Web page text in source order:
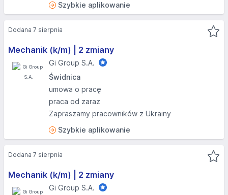
Szybkie aplikowanie
Mechanik (k/m) | 2 zmiany
Gi Group S.A.
Świdnica
umowa o pracę
praca od zaraz
Zapraszamy pracowników z Ukrainy
Szybkie aplikowanie
Dodana 7 sierpnia
Mechanik (k/m) | 2 zmiany
Gi Group S.A.
Dodana 7 sierpnia